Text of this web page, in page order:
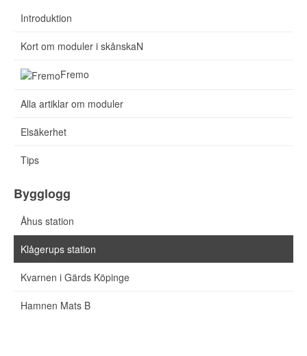
Introduktion
Kort om moduler i skånskaN
Fremo
Alla artiklar om moduler
Elsäkerhet
Tips
Bygglogg
Åhus station
Klågerups station
Kvarnen i Gärds Köpinge
Hamnen Mats B